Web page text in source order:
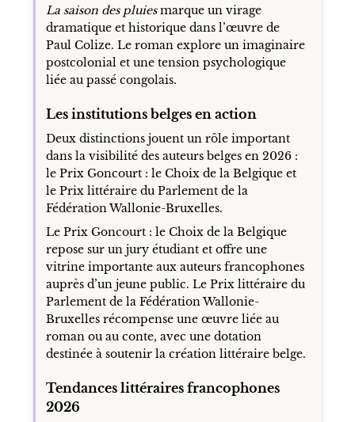
La saison des pluiesmarque un virage
dramatique et historique dans l’œuvre de
Paul Colize. Le roman explore un imaginaire
postcolonial et une tension psychologique
liée au passé congolais.
Les institutions belges en action
Deux distinctions jouent un rôle important
dans la visibilité des auteurs belges en 2026 :
le Prix Goncourt : le Choix de la Belgique et
le Prix littéraire du Parlement de la
Fédération Wallonie-Bruxelles.
Le Prix Goncourt : le Choix de la Belgique
repose sur un jury étudiant et offre une
vitrine importante aux auteurs francophones
auprès d’un jeune public. Le Prix littéraire du
Parlement de la Fédération Wallonie-
Bruxelles récompense une œuvre liée au
roman ou au conte, avec une dotation
destinée à soutenir la création littéraire belge.
Tendances littéraires francophones
2026